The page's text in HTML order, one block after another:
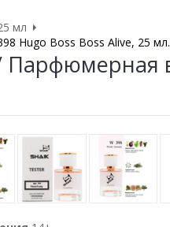
мл
Hugo Boss Boss Alive, 25 мл.